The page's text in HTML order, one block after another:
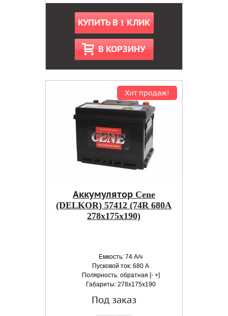
КУПИТЬ В 1 КЛИК
В КОРЗИНУ
Хит продаж!
Аккумулятор Cene
(DELKOR) 57412 (74R 680A
278x175x190)
Емкость: 74 А/ч
Пусковой ток: 680 А
Полярность: обратная [- +]
Габариты: 278x175x190
Под заказ